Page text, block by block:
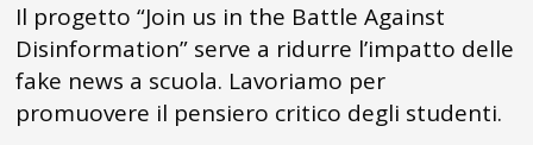
Il progetto “Join us in the Battle Against
Disinformation” serve a ridurre l’impatto delle
fake news a scuola. Lavoriamo per
promuovere il pensiero critico degli studenti.